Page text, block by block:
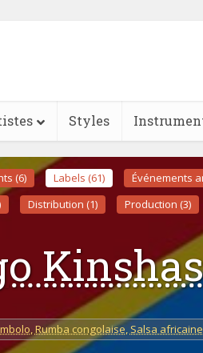
Styles
(6) Labels (61) Événements
Distribution (1) Production (3)
,Rumba congolaise,Salsa africaine